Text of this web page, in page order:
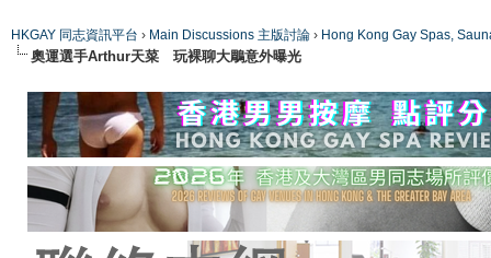
HKGAY 同志資訊平台 › Main Discussions 主版討論 › Hong Kong Gay Spas,
奧運選手Arthur天菜 玩裸聊大鵰意外曝光